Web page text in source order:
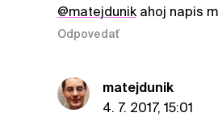
@matejdunikahoj napis
Odpovedať
matejdunik
4. 7. 2017, 15:01